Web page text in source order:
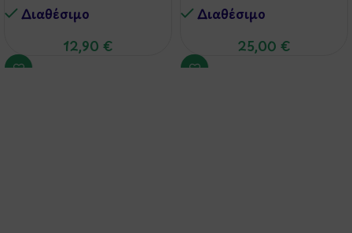
Διαθέσιμo
12,90 €
Διαθέσιμo
25,00 €